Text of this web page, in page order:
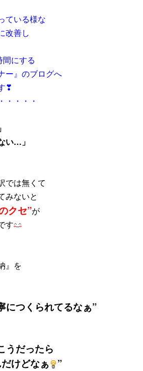
ている様な
改善し
にする
ー』のブログへ
❣
・・・・
い…」
では無くて
みないと
クセ”が
す
』を
につくられてるなぁ”
うだったら
けどなぁ
”